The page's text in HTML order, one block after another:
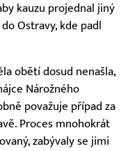
kauzu projednal jiný
Ostravy, kde padl
obětí dosud nenašla,
Nárožného
považuje případ za
Proces mnohokrát
zabývaly se jimi